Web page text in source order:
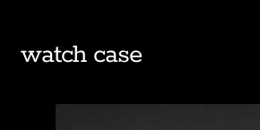
Nos modèles
Accessoires
watch case